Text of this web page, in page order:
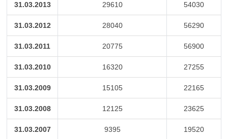
31.03.2013 29610 54030
31.03.2012 28040 56290
31.03.2011 20775 56900
31.03.2010 16320 27255
31.03.2009 15105 22165
31.03.2008 12125 23625
31.03.2007 9395 19520